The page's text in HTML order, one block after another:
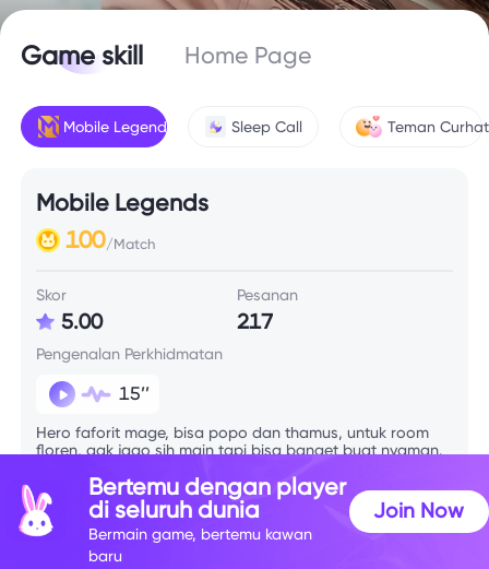
Game skill Home Page
Mobile Legends Sleep Call Teman Curhat
Mobile Legends
100/Match
Skor
5.00
Pesanan
217
Pengenalan Perkhidmatan
15’’
Hero faforit mage, bisa popo dan thamus, untuk room
floren, gak jago sih main tapi bisa banget buat nyaman.
Informasi Kemahiran
Bertemu dengan player
di seluruh dunia
Bermain game, bertemu kawan
baru
Join Now